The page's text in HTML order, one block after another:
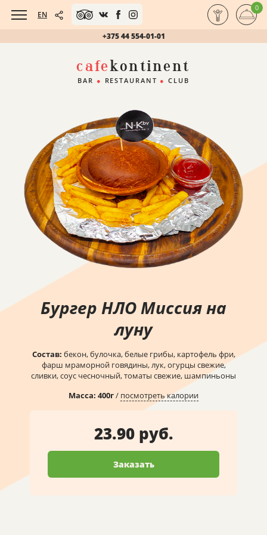
EN
+375 44 554-01-01
0
cafekontinent
BAR ● RESTAURANT ● CLUB
Бургер НЛО Миссия на
луну
Состав: бекон, булочка, белые грибы, картофель фри,
фарш мраморной говядины, лук, огурцы свежие,
сливки, соус чесночный, томаты свежие, шампиньоны
Масса: 400г/ посмотреть калории
23.90 руб.
Заказать